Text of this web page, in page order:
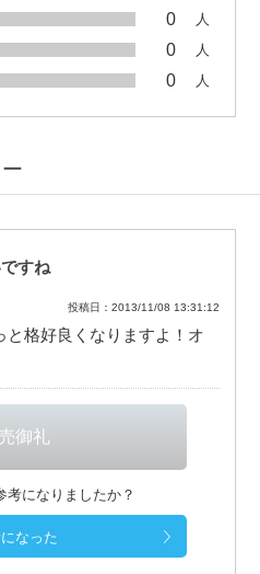
0 人
0 人
0 人
すね
投稿日：2013/11/08 13:31:12
と格好良くなりますよ！オ
考になりましたか？